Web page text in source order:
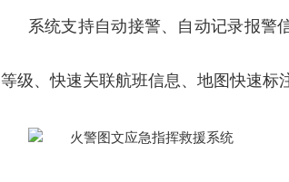
系统支持自动接警、自动记录报警
等级、快速关联航班信息、地图快速标